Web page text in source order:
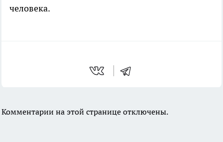
человека.
Комментарии на этой странице отключены.